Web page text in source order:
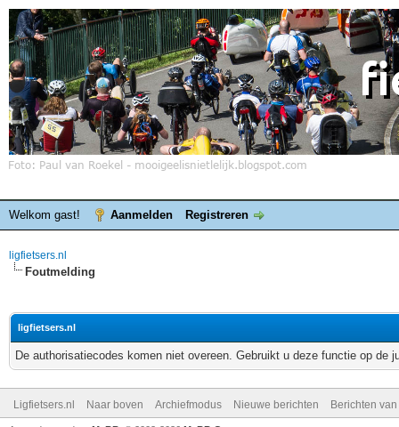
Welkom gast! Aanmelden Registreren
ligfietsers.nl
Foutmelding
ligfietsers.nl
De authorisatiecodes komen niet overeen. Gebruikt u deze functie op de
Ligfietsers.nl Naar boven Archiefmodus Nieuwe berichten Berichten